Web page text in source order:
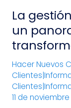
La
un
Hacer Nuevos
11 de